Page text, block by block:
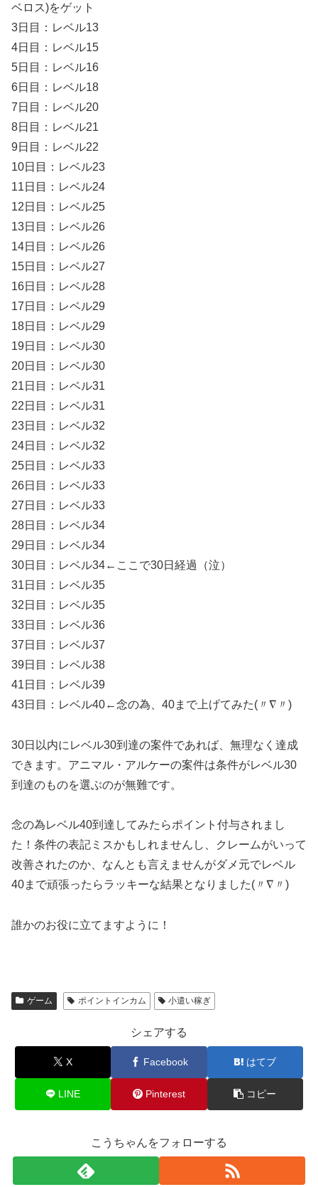
ベロス)をゲット
3日目：レベル13
4日目：レベル15
5日目：レベル16
6日目：レベル18
7日目：レベル20
8日目：レベル21
9日目：レベル22
10日目：レベル23
11日目：レベル24
12日目：レベル25
13日目：レベル26
14日目：レベル26
15日目：レベル27
16日目：レベル28
17日目：レベル29
18日目：レベル29
19日目：レベル30
20日目：レベル30
21日目：レベル31
22日目：レベル31
23日目：レベル32
24日目：レベル32
25日目：レベル33
26日目：レベル33
27日目：レベル33
28日目：レベル34
29日目：レベル34
30日目：レベル34←ここで30日経過（泣）
31日目：レベル35
32日目：レベル35
33日目：レベル36
37日目：レベル37
39日目：レベル38
41日目：レベル39
43日目：レベル40←念の為、40まで上げてみた(〃∇〃)
30日以内にレベル30到達の案件であれば、無理なく達成
できます。アニマル・アルケーの案件は条件がレベル30
到達のものを選ぶのが無難です。
念の為レベル40到達してみたらポイント付与されまし
た！条件の表記ミスかもしれませんし、クレームがいって
改善されたのか、なんとも言えませんがダメ元でレベル
40まで頑張ったらラッキーな結果となりました(〃∇〃)
誰かのお役に立てますように！
ゲーム ポイントインカム 小遣い稼ぎ
シェアする
X Facebook はてブ
LINE Pinterest コピー
こうちゃんをフォローする